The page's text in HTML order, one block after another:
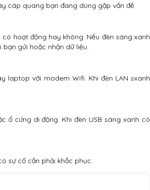
cáp quang bạn đang dùng gặp vấn đề.
hoạt động hay không. Nếu đèn sáng xanh
gửi hoặc nhận dữ liệu.
laptop với modem Wifi. Khi đèn LAN sxanh
ổ cứng di động. Khi đèn USB sáng xanh có
sự cố cần phải khắc phục.